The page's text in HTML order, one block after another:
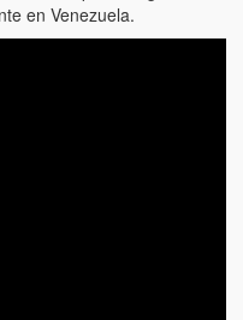
en Venezuela.